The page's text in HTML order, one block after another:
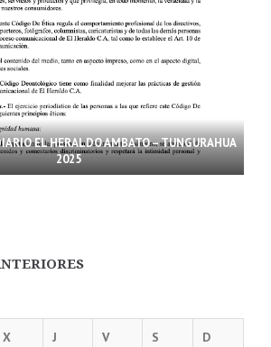
EL HERALDO AMBATO – TUNGURAHUA
2025
X J V S D